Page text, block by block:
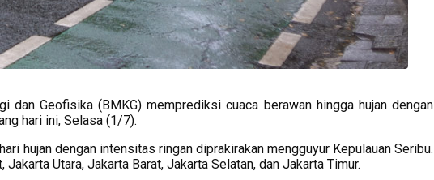
dan Geofisika (BMKG) memprediksi cuaca berawan hingga hujan dengan
hari ini, Selasa (1/7).
hujan dengan intensitas ringan diprakirakan mengguyur Kepulauan Seribu.
Utara, Jakarta Barat, Jakarta Selatan, dan Jakarta Timur.